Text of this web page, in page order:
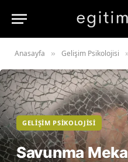
Anasayfa » Gelişim Psikolojisi
GELIŞIM PSIKOLOJISI
Savunma